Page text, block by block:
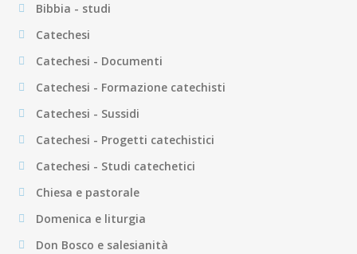
Bibbia - studi
Catechesi
Catechesi - Documenti
Catechesi - Formazione catechisti
Catechesi - Sussidi
Catechesi - Progetti catechistici
Catechesi - Studi catechetici
Chiesa e pastorale
Domenica e liturgia
Don Bosco e salesianità